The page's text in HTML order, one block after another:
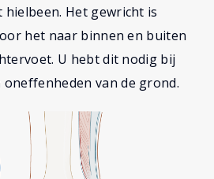
Het gewricht is
het naar binnen en buiten
U hebt dit nodig bij
oneffenheden van de grond.